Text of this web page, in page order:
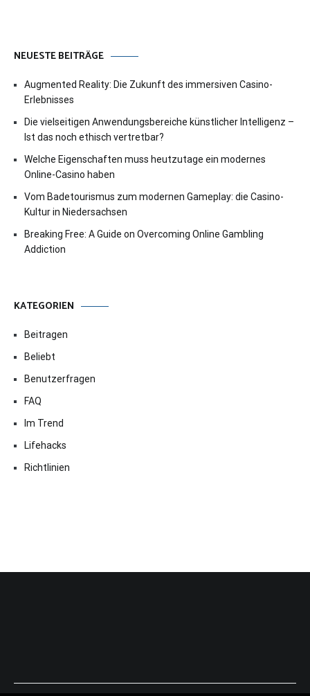
NEUESTE BEITRÄGE
Augmented Reality: Die Zukunft des immersiven Casino-
Erlebnisses
Die vielseitigen Anwendungsbereiche künstlicher Intelligenz –
Ist das noch ethisch vertretbar?
Welche Eigenschaften muss heutzutage ein modernes
Online-Casino haben
Vom Badetourismus zum modernen Gameplay: die Casino-
Kultur in Niedersachsen
Breaking Free: A Guide on Overcoming Online Gambling
Addiction
KATEGORIEN
Beitragen
Beliebt
Benutzerfragen
FAQ
Im Trend
Lifehacks
Richtlinien